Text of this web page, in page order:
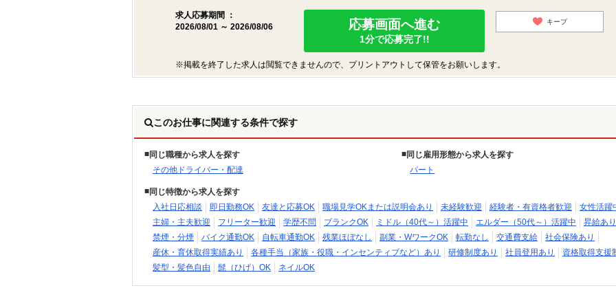
求人応募期間 ：
2026/08/01 ～ 2026/08/06
応募画面へ進む
1分で応募完了!!
キープ
※掲載を終了した求人は閲覧できませんので、プリントアウトして保管をお願いします。
このお仕事に関連する条件で探す
同じ職種から求人を探す
その他ドライバー・配達
同じ雇用形態から求人を探す
パート
同じ特徴から求人を探す
入社日応相談
即日勤務OK 友達と応募OK 職場見学OKまたは説明会あり 未経験歓迎 経験者・有資格者歓迎
女性活躍
主婦・主夫歓迎
フリーター歓迎 学歴不問 ブランクOK ミドル（40代～）活躍中 エルダー（50代～）活躍中
昇給あり
禁煙・分煙
バイク通勤OK 自転車通勤OK 残業ほぼなし 副業・WワークOK 転勤なし 交通費支給
社会保険あり
産休・育休取得実績あり
各種手当（家族・役職・インセンティブなど）あり 研修制度あり 社員登用あり
資格取得支援
髪型・髪色自由
髭（ひげ）OK ネイルOK